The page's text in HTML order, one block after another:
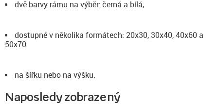
dvě barvy rámu na výběr: černá a bílá,
dostupné v několika formátech: 20x30, 30x40, 40x60 a
50x70
na šířku nebo na výšku.
Naposledy zobrazený